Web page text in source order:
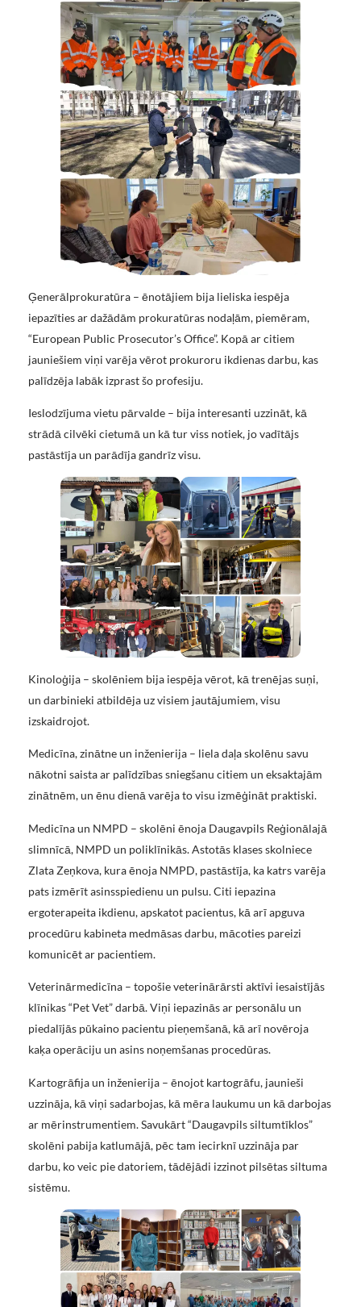
Ģenerālprokuratūra – ēnotājiem bija lieliska iespēja
iepazīties ar dažādām prokuratūras nodaļām, piemēram,
“European Public Prosecutor’s Office”. Kopā ar citiem
jauniešiem viņi varēja vērot prokuroru ikdienas darbu, kas
palīdzēja labāk izprast šo profesiju.
Ieslodzījuma vietu pārvalde – bija interesanti uzzināt, kā
strādā cilvēki cietumā un kā tur viss notiek, jo vadītājs
pastāstīja un parādīja gandrīz visu.
Kinoloģija – skolēniem bija iespēja vērot, kā trenējas suņi,
un darbinieki atbildēja uz visiem jautājumiem, visu
izskaidrojot.
Medicīna, zinātne un inženierija – liela daļa skolēnu savu
nākotni saista ar palīdzības sniegšanu citiem un eksaktajām
zinātnēm, un ēnu dienā varēja to visu izmēģināt praktiski.
Medicīna un NMPD – skolēni ēnoja Daugavpils Reģionālajā
slimnīcā, NMPD un poliklīnikās. Astotās klases skolniece
Zlata Zeņkova, kura ēnoja NMPD, pastāstīja, ka katrs varēja
pats izmērīt asinsspiedienu un pulsu. Citi iepazina
ergoterapeita ikdienu, apskatot pacientus, kā arī apguva
procedūru kabineta medmāsas darbu, mācoties pareizi
komunicēt ar pacientiem.
Veterinārmedicīna – topošie veterinārārsti aktīvi iesaistījās
klīnikas “Pet Vet” darbā. Viņi iepazinās ar personālu un
piedalījās pūkaino pacientu pieņemšanā, kā arī novēroja
kaķa operāciju un asins noņemšanas procedūras.
Kartogrāfija un inženierija – ēnojot kartogrāfu, jaunieši
uzzināja, kā viņi sadarbojas, kā mēra laukumu un kā darbojas
ar mērinstrumentiem. Savukārt “Daugavpils siltumtīklos”
skolēni pabija katlumājā, pēc tam iecirknī uzzināja par
darbu, ko veic pie datoriem, tādējādi izzinot pilsētas siltuma
sistēmu.